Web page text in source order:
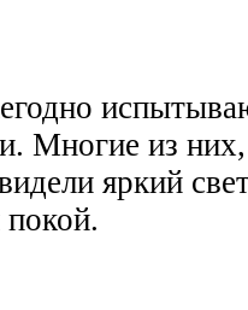
Многие из
яркий